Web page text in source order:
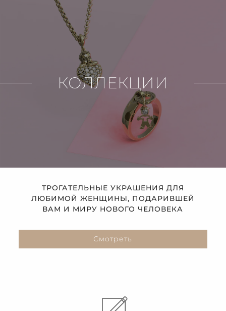
КОЛЛЕКЦИИ
ТРОГАТЕЛЬНЫЕ УКРАШЕНИЯ ДЛЯ
ЛЮБИМОЙ ЖЕНЩИНЫ, ПОДАРИВШЕЙ
ВАМ И МИРУ НОВОГО ЧЕЛОВЕКА
Смотреть